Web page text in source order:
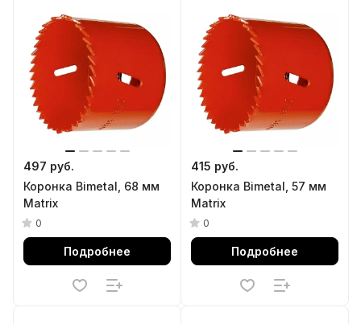
497 руб.
Коронка Bimetal, 68 мм
Matrix
0
Подробнее
415 руб.
Коронка Bimetal, 57 мм
Matrix
0
Подробнее